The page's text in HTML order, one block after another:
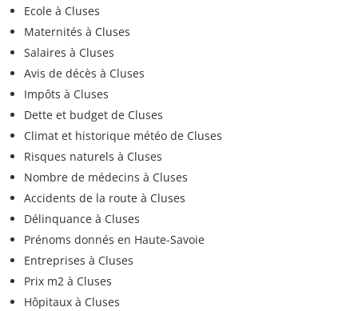
Ecole à Cluses
Maternités à Cluses
Salaires à Cluses
Avis de décès à Cluses
Impôts à Cluses
Dette et budget de Cluses
Climat et historique météo de Cluses
Risques naturels à Cluses
Nombre de médecins à Cluses
Accidents de la route à Cluses
Délinquance à Cluses
Prénoms donnés en Haute-Savoie
Entreprises à Cluses
Prix m2 à Cluses
Hôpitaux à Cluses